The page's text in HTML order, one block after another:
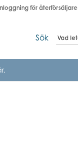
för återförsäljare
Sök